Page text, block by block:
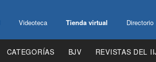
Videoteca Tienda virtual Directorio
CATEGORÍAS BJV REVISTAS DEL